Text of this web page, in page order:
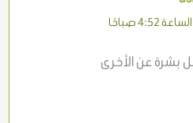
بشرة عن الأخرى